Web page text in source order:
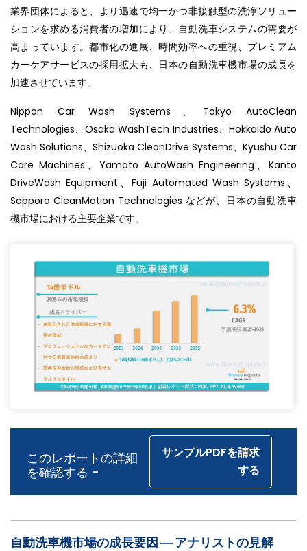
業界団体によると、より迅速で均一かつ非接触型の洗浄ソリュー
ションを求める消費者の増加により、自動洗車システムの需要が
高まっています。都市化の進展、時間効率への重視、プレミアム
カーケアサービスの採用拡大も、日本の自動洗車機市場の成長を
加速させています。
Nippon Car Wash Systems、Tokyo AutoClean
Technologies、Osaka WashTech Industries、Hokkaido Auto
Wash Solutions、Shizuoka CleanDrive Systems、Kyushu Car
Care Machines、Yamato AutoWash Engineering、Kanto
DriveWash Equipment、Fuji Automated Wash Systems、
Sapporo CleanMotion Technologies などが、日本の自動洗車
機市場における主要企業です。
このレポートの詳細
を確認する -
サンプルPDFを請求
する
自動洗車機市場の成長要因 ― アナリストの見解